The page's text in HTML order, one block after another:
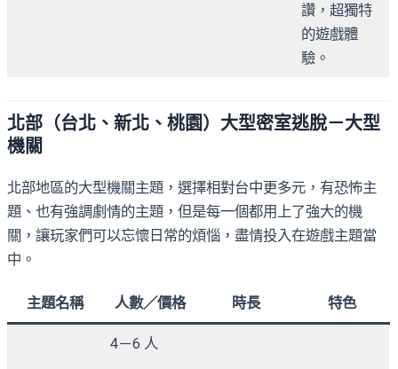
讚，超獨特
的遊戲體
驗。
北部（台北、新北、桃園）大型密室逃脫－大型
機關
北部地區的大型機關主題，選擇相對台中更多元，有恐怖主
題、也有強調劇情的主題，但是每一個都用上了強大的機
關，讓玩家們可以忘懷日常的煩惱，盡情投入在遊戲主題當
中。
主題名稱 人數／價格 時長 特色
4－6 人